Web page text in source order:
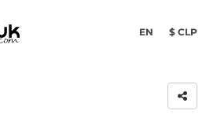
EN $ CLP